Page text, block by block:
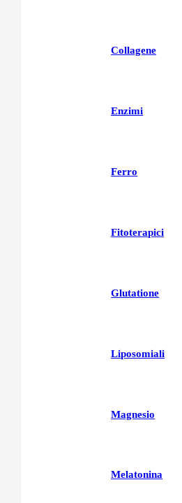
Collagene
Enzimi
Ferro
Fitoterapici
Glutatione
Liposomiali
Magnesio
Melatonina